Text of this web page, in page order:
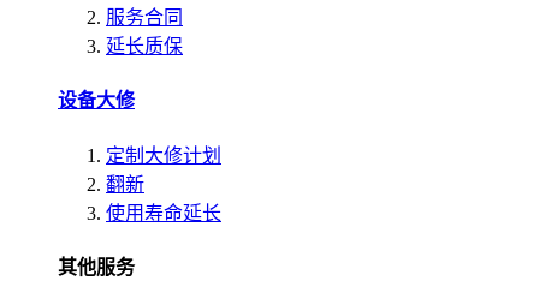
服务合同
延长质保
设备大修
定制大修计划
翻新
使用寿命延长
其他服务